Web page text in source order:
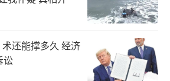
还能撑多久 经济
讼